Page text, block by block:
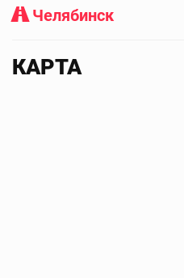
Челябинск
КАРТА